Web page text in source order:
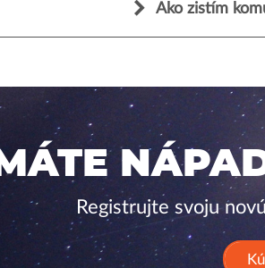
Ako zistím
MÁTE
Registrujte svoju